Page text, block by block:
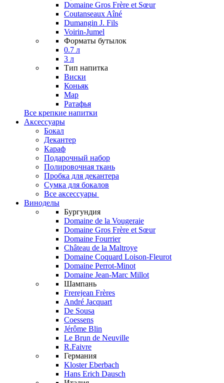
Domaine Gros Frère et Sœur
Coutanseaux Aîné
Dumangin J. Fils
Voirin-Jumel
Форматы бутылок
0.7 л
3 л
Тип напитка
Виски
Коньяк
Мар
Ратафья
Все крепкие напитки
Аксессуары
Бокал
Декантер
Караф
Подарочный набор
Полировочная ткань
Пробка для декантера
Сумка для бокалов
Все аксессуары
Виноделы
Бургундия
Domaine de la Vougeraie
Domaine Gros Frère et Sœur
Domaine Fourrier
Château de la Maltroye
Domaine Coquard Loison-Fleurot
Domaine Perrot-Minot
Domaine Jean-Marc Millot
Шампань
Frerejean Frères
André Jacquart
De Sousa
Coessens
Jérôme Blin
Le Brun de Neuville
R.Faivre
Германия
Kloster Eberbach
Hans Erich Dausch